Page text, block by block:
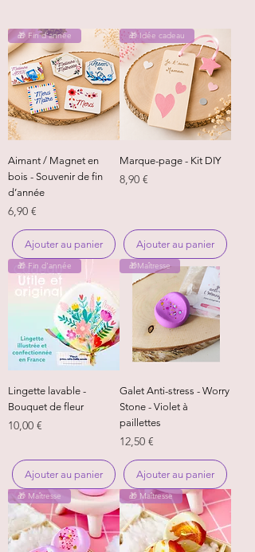
🎁 Fin d'année
Aimant / Magnet en
bois - Souvenir de fin
d’année
Prix
6,90 €
Ajouter au panier
🎁 Idée cadeau
Marque-page - Kit DIY
Prix
8,90 €
Ajouter au panier
🎁 Fin d'année
Lingette lavable -
Bouquet de fleur
Prix
10,00 €
Ajouter au panier
🎁Maîtresse
Galet Anti-stress - Worry
Stone - Violet à
paillettes
Prix
12,50 €
Ajouter au panier
🎁 Maîtresse 🎁 Maîtresse